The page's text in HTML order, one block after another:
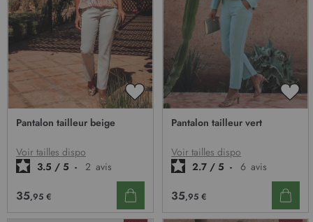
AJOUTER
D’ENVIE
Pantalon tailleur beige
Voir tailles dispo
3.5 / 5 - 2 avis
35,95 €
Pantalon tailleur vert
Voir tailles dispo
2.7 / 5 - 6 avis
35,95 €